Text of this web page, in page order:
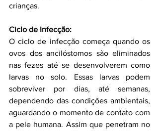
crianças.
Ciclo de Infecção:
O ciclo de infecção começa quando os
ovos dos ancilóstomos são eliminados
nas fezes até se desenvolverem como
larvas no solo. Essas larvas podem
sobreviver por dias, até semanas,
dependendo das condições ambientais,
aguardando o momento de contato com
a pele humana. Assim que penetram no